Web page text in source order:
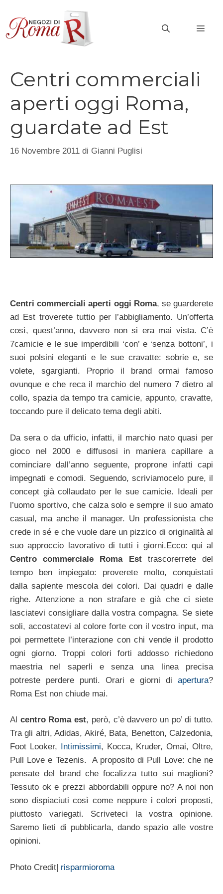
contenuto
Centri commerciali
aperti oggi Roma,
guardate ad Est
16 Novembre 2011 di Gianni Puglisi
Centri commerciali aperti oggi Roma, se guarderete
ad Est troverete tuttio per l’abbigliamento. Un’offerta
così, quest’anno, davvero non si era mai vista. C’è
7camicie e le sue imperdibili ‘con’ e ‘senza bottoni’, i
suoi polsini eleganti e le sue cravatte: sobrie e, se
volete, sgargianti. Proprio il brand ormai famoso
ovunque e che reca il marchio del numero 7 dietro al
collo, spazia da tempo tra camicie, appunto, cravatte,
toccando pure il delicato tema degli abiti.
Da sera o da ufficio, infatti, il marchio nato quasi per
gioco nel 2000 e diffusosi in maniera capillare a
cominciare dall’anno seguente, proprone infatti capi
impegnati e comodi. Seguendo, scriviamocelo pure, il
concept già collaudato per le sue camicie. Ideali per
l’uomo sportivo, che calza solo e sempre il suo amato
casual, ma anche il manager. Un professionista che
crede in sé e che vuole dare un pizzico di originalità al
suo approccio lavorativo di tutti i giorni.Ecco: qui al
Centro commerciale Roma Esttrascorerrete del
tempo ben impiegato: proverete molto, conquistati
dalla sapiente mescola dei colori. Dai quadri e dalle
righe. Attenzione a non strafare e già che ci siete
lasciatevi consigliare dalla vostra compagna. Se siete
soli, accostatevi al colore forte con il vostro input, ma
poi permettete l’interazione con chi vende il prodotto
ogni giorno. Troppi colori forti addosso richiedono
maestria nel saperli e senza una linea precisa
potreste perdere punti. Orari e giorni di apertura?
Roma Est non chiude mai.
Al centro Roma est, però, c’è davvero un po’ di tutto.
Tra gli altri, Adidas, Akiré, Bata, Benetton, Calzedonia,
Foot Looker,
Intimissimi, Kocca, Kruder, Omai, Oltre,
Pull Love e Tezenis. A proposito di Pull Love: che ne
pensate del brand che focalizza tutto sui maglioni?
Tessuto ok e prezzi abbordabili oppure no? A noi non
sono dispiaciuti così come neppure i colori proposti,
piuttosto variegati. Scriveteci la vostra opinione.
Saremo lieti di pubblicarla, dando spazio alle vostre
opinioni.
Photo Credit| risparmioroma